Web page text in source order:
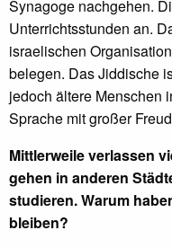
Synagoge nachgehen.
Unterrichtsstunden an.
israelischen
belegen. Das Jiddische
jedoch ältere Menschen
Sprache mit großer
Mittlerweile verlassen
gehen in anderen
studieren. Warum
bleiben?